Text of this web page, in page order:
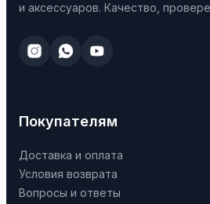
и аксессуаров. Качество,
Покупателям
Доставка и оплата
Условия возврата
Вопросы и ответы